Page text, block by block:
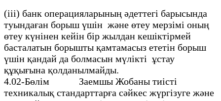
(ііі) банк операцияларының әдеттегi барысында
туындаған борыш үшiн және өтеу мерзiмi оның
өтеу күнiнен кейiн бiр жылдан кешiктiрмей
басталатын борышты қамтамасыз ететiн борыш
үшiн қандай да болмасын мүлiкті ұстау
құқығына қолданылмайды.
4.02-Бөлiм Заемшы Жобаны тиiстi
техникалық стандарттарға сәйкес жүргiзуге және